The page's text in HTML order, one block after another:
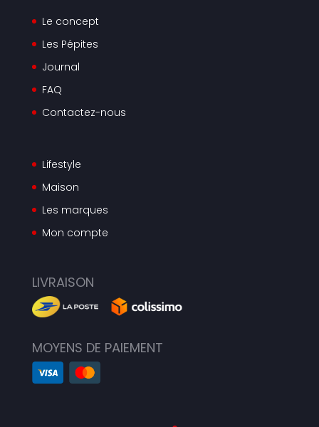
Le concept
Les Pépites
Journal
FAQ
Contactez-nous
Lifestyle
Maison
Les marques
Mon compte
LIVRAISON
MOYENS DE PAIEMENT